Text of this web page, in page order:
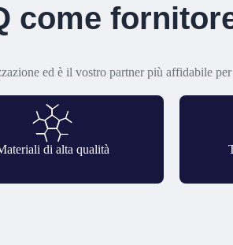
come
ed è il vostro partner più affidabile
di alta qualità